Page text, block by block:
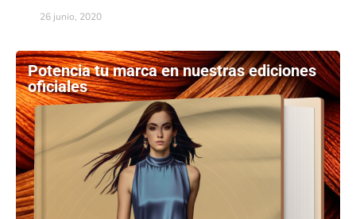
26 junio, 2020
Potencia tu marca en nuestras ediciones
oficiales